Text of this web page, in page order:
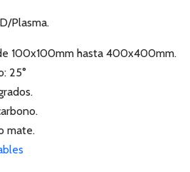
Plasma.
100x100mm hasta 400x400mm.
25°
mate.